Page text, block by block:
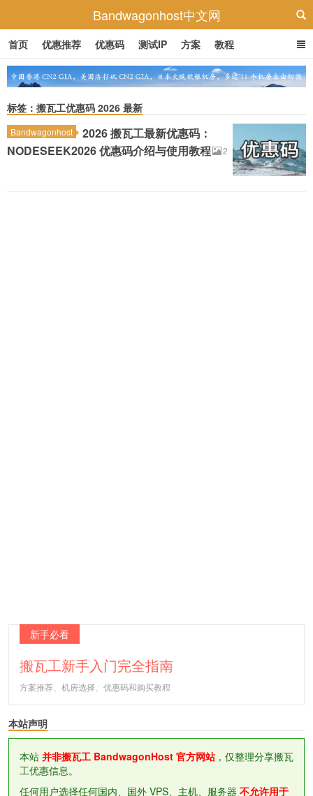
Bandwagonhost中文网
首页 优惠推荐 优惠码 测试IP 方案 教程
标签：搬瓦工优惠码 2026 最新
Bandwagonhost
2026 搬瓦工最新优惠码：
NODESEEK2026 优惠码介绍与使用教程
2
新手必看
搬瓦工新手入门完全指南
方案推荐、机房选择、优惠码和购买教程
本站声明
本站 并非搬瓦工 BandwagonHost 官方网站，仅整理分享搬瓦
工优惠信息。
任何用户选择任何国内、国外 VPS、主机、服务器 不允许用于